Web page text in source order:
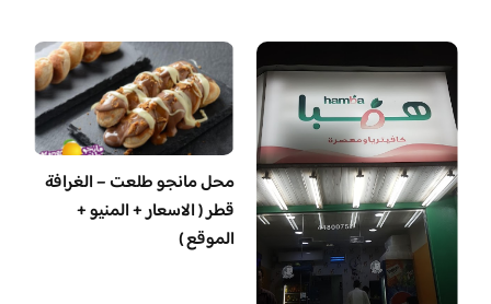
محل مانجو طلعت – الغرافة
قطر ( الاسعار + المنيو +
الموقع )